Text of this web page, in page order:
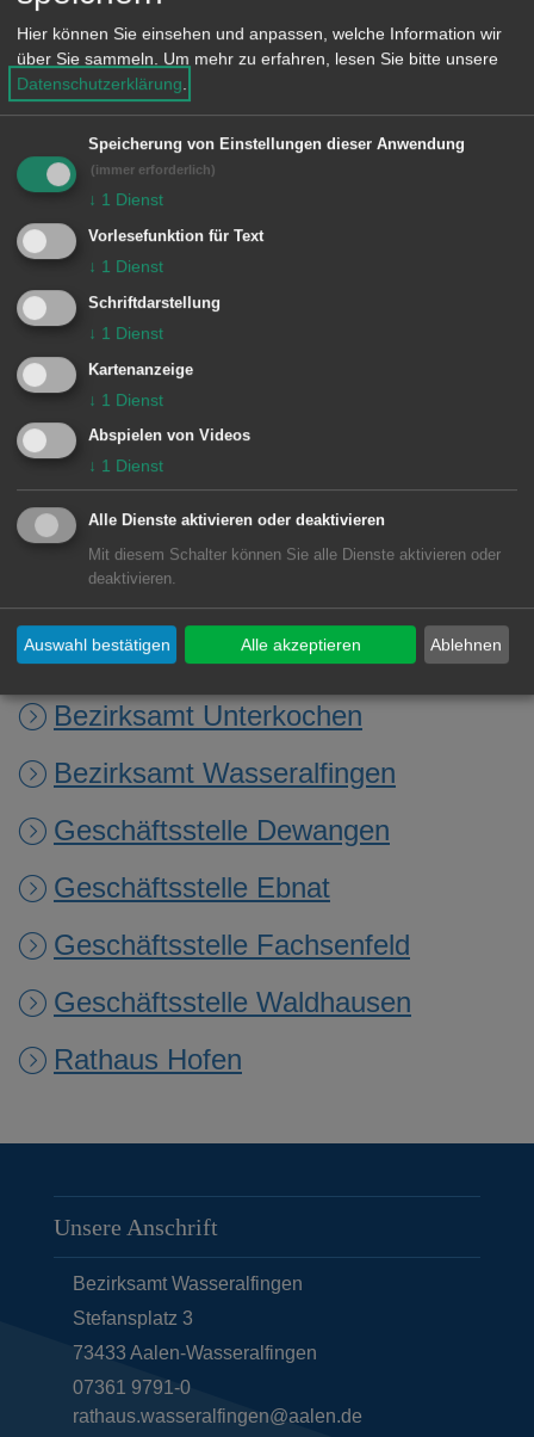
bis 16.00 Uhr
Dienstag, 8.30 bis 11.45 Uhr
Mittwoch, 8.30 bis 11.45 Uhr
Donnerstag, 8.30 bis 11.45 Uhr und
15.00 bis 17.45 Uhr
Freitag, 8.30 bis 11.45 Uhr
sowie nach Vereinbarung.
Bitte beachten Sie, dass von
Montag bis Mittwoch sowie am
Freitag von 8.30 bis 10 Uhr und am
Donnerstag ab 16.30 Uhr online
gebuchte Termine im Bürgeramt
vorrangig behandelt werden.
Zuständige Dienststellen
Standesamt
Bezirksamt Unterkochen
Bezirksamt Wasseralfingen
Geschäftsstelle Dewangen
Geschäftsstelle Ebnat
Geschäftsstelle Fachsenfeld
Geschäftsstelle Waldhausen
Rathaus Hofen
Unsere Anschrift
Bezirksamt Wasseralfingen
Stefansplatz 3
73433 Aalen-Wasseralfingen
07361 9791-0
rathaus.wasseralfingen@aalen.de
Hier können Sie einsehen und anpassen, welche Information wir
über Sie sammeln. Um mehr zu erfahren, lesen Sie bitte unsere
Datenschutzerklärung.
Speicherung von Einstellungen dieser Anwendung
(immer erforderlich)
↓ 1 Dienst
Vorlesefunktion für Text
↓ 1 Dienst
Schriftdarstellung
↓ 1 Dienst
Kartenanzeige
↓ 1 Dienst
Abspielen von Videos
↓ 1 Dienst
Alle Dienste aktivieren oder deaktivieren
Mit diesem Schalter können Sie alle Dienste aktivieren oder
deaktivieren.
Ablehnen
Auswahl bestätigen Alle akzeptieren